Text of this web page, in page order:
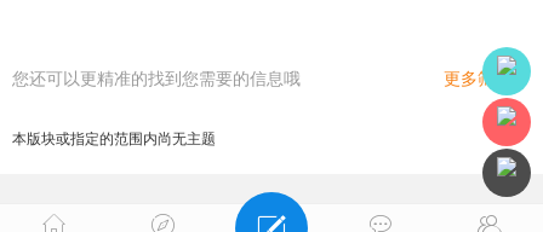
您还可以更精准的找到您需要的信息哦 更多筛选
本版块或指定的范围内尚无主题